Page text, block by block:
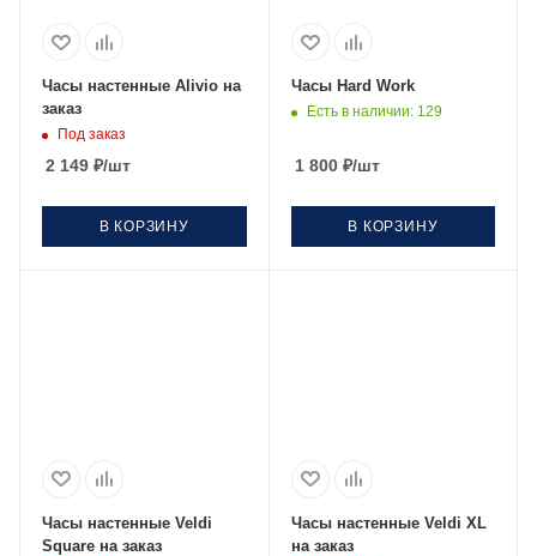
Часы настенные Alivio на
заказ
Под заказ
2 149 ₽/шт
В КОРЗИНУ
Часы Hard Work
Есть в наличии: 129
1 800₽/шт
В КОРЗИНУ
Часы настенные Veldi
Square на заказ
Часы настенные Veldi XL
на заказ